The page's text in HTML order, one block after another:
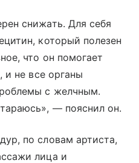
снижать. Для себя
который полезен
что он помогает
и не все органы
с желчным.
— пояснил он.
по словам артиста,
лица и